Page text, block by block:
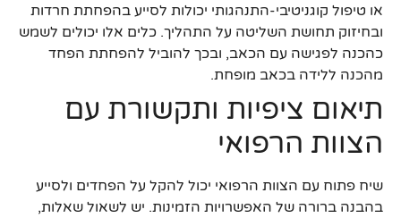
או טיפול קוגניטיבי-התנהגותי יכולות לסייע בהפחתת חרדות
ובחיזוק תחושת השליטה על התהליך. כלים אלו יכולים לשמש
כהכנה לפגישה עם הכאב, ובכך להוביל להפחתת הפחד
מהכנה ללידה בכאב מופחת.
תיאום ציפיות ותקשורת עם
הצוות הרפואי
שיח פתוח עם הצוות הרפואי יכול להקל על הפחדים ולסייע
בהבנה ברורה של האפשרויות הזמינות. יש לשאול שאלות,